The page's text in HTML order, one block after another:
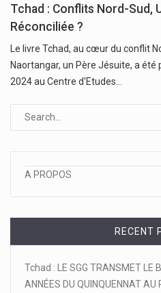
Tchad : Conflits Nord-Sud,
Réconciliée ?
Le livre Tchad, au cœur du conflit
Naortangar, un Père Jésuite, a
2024 au Centre d'Etudes…
A PROPOS
RECENT
Tchad : LE SGG TRANSMET LE
ANNÉES DU QUINQUENNAT AU